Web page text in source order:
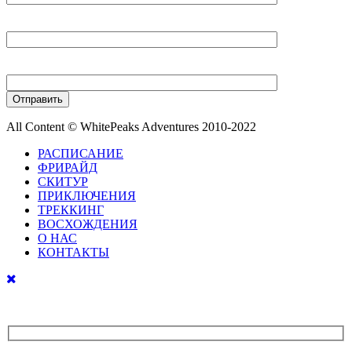
All Content © WhitePeaks Adventures 2010-2022
РАСПИСАНИЕ
ФРИРАЙД
СКИТУР
ПРИКЛЮЧЕНИЯ
ТРЕККИНГ
ВОСХОЖДЕНИЯ
О НАС
КОНТАКТЫ